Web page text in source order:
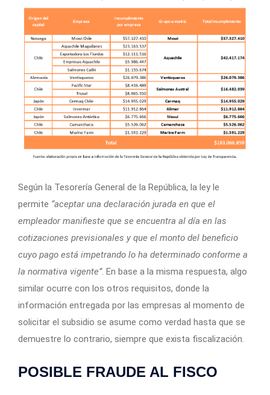
Según la Tesorería General de la República, la ley le
permite “aceptar una declaración jurada en que el
empleador manifieste que se encuentra al día en las
cotizaciones previsionales y que el monto del beneficio
cuyo pago está impetrando lo ha determinado conforme a
la normativa vigente”. En base a la misma respuesta, algo
similar ocurre con los otros requisitos, donde la
información entregada por las empresas al momento de
solicitar el subsidio se asume como verdad hasta que se
demuestre lo contrario, siempre que exista fiscalización.
POSIBLE FRAUDE AL FISCO